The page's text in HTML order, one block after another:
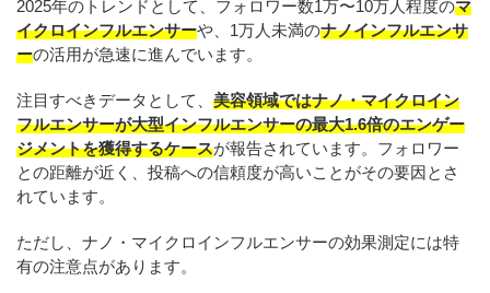
2025年のトレンドとして、フォロワー数1万〜10万人程度のマ
イクロインフルエンサーや、1万人未満のナノインフルエンサ
ーの活用が急速に進んでいます。
注目すべきデータとして、 美容領域ではナノ・マイクロイン
フルエンサーが大型インフルエンサーの最大1.6倍のエンゲー
ジメントを獲得するケースが報告されています。フォロワー
との距離が近く、投稿への信頼度が高いことがその要因とさ
れています。
ただし、ナノ・マイクロインフルエンサーの効果測定には特
有の注意点があります。